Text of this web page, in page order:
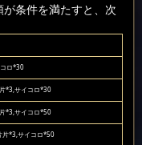
条件を満たすと、次
ロ*30
*3,サイコロ*30
*3,サイコロ*50
片*3,サイコロ*50